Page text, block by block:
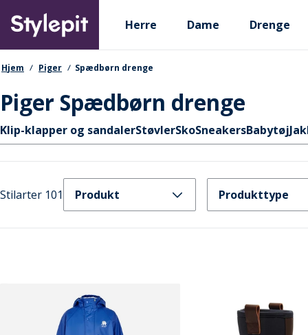
main
content
Primary departments
Herre Dame Drenge
navigationssti
Hjem Piger Spædbørn drenge
Piger Spædbørn drenge
Hurtige links
Klip-klapper og sandalerStøvlerSkoSneakersBabytøj
Stilarter 101 Produkt Produkttype